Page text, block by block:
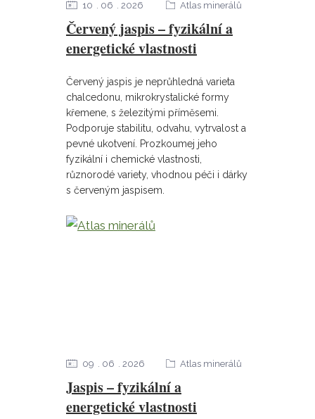
Červený jaspis – fyzikální a
energetické vlastnosti
10 06 2026 Atlas minerálů
Červený jaspis je neprůhledná varieta
chalcedonu, mikrokrystalické formy
křemene, s železitými příměsemi.
Podporuje stabilitu, odvahu, vytrvalost a
pevné ukotvení. Prozkoumej jeho
fyzikální i chemické vlastnosti,
různorodé variety, vhodnou péči i dárky
s červeným jaspisem.
Jaspis – fyzikální a
energetické vlastnosti
09 06 2026 Atlas minerálů